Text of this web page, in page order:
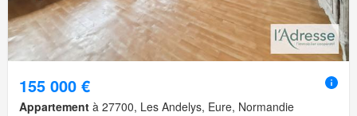
155 000 €
Appartement à 27700, Les Andelys, Eure, Normandie